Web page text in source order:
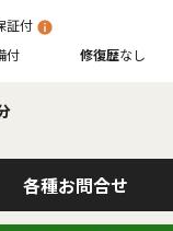
証付
付 修復歴なし
各種お問合せ